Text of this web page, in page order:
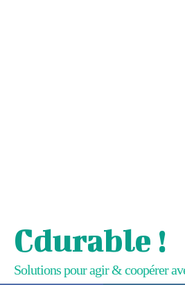
Cdurable !
Solutions pour agir & coopérer